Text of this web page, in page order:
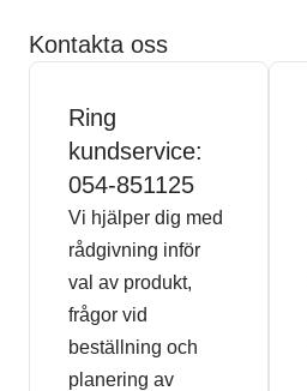
Kontakta oss
Ring
kundservice:
054-851125
Vi hjälper dig med
rådgivning inför
val av produkt,
frågor vid
beställning och
planering av